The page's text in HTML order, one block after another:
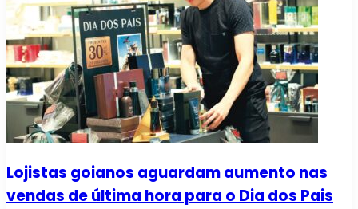
Lojistas goianos aguardam aumento nas
vendas de última hora para o Dia dos Pais